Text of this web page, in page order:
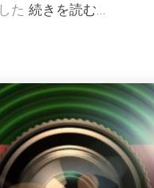
た 続きを読む…